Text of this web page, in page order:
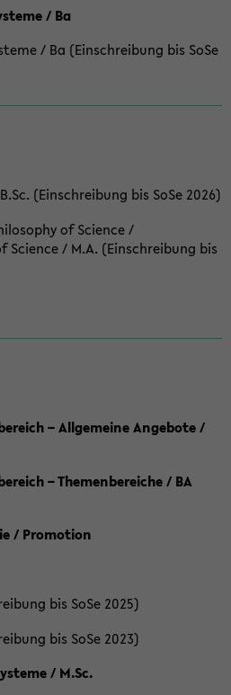
/ Ba
/ Ba (Einschreibung bis SoSe
(Einschreibung bis SoSe 2026)
of Science /
/ M.A. (Einschreibung bis
– Allgemeine Angebote /
– Themenbereiche / BA
/ Promotion
bis SoSe 2025)
bis SoSe 2023)
/ M.Sc.